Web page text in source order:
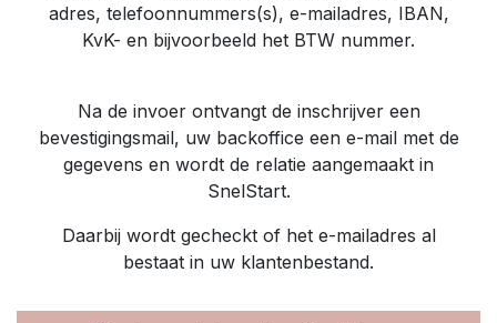
adres, telefoonnummers(s), e-mailadres, IBAN,
KvK- en bijvoorbeeld het BTW nummer.
Na de invoer ontvangt de inschrijver een
bevestigingsmail, uw backoffice een e-mail met de
gegevens en wordt de relatie aangemaakt in
SnelStart.
Daarbij wordt gecheckt of het e-mailadres al
bestaat in uw klantenbestand.